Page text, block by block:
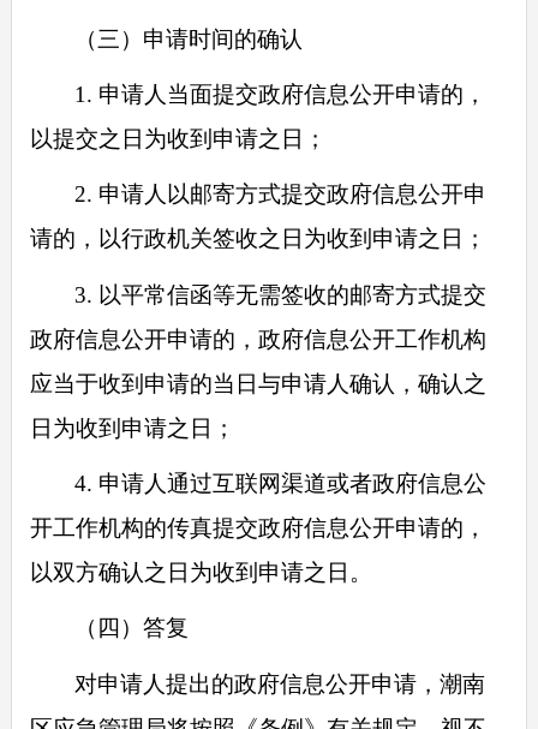
（三）申请时间的确认
1. 申请人当面提交政府信息公开申请的，
以提交之日为收到申请之日；
2. 申请人以邮寄方式提交政府信息公开申
请的，以行政机关签收之日为收到申请之日；
3. 以平常信函等无需签收的邮寄方式提交
政府信息公开申请的，政府信息公开工作机构
应当于收到申请的当日与申请人确认，确认之
日为收到申请之日；
4. 申请人通过互联网渠道或者政府信息公
开工作机构的传真提交政府信息公开申请的，
以双方确认之日为收到申请之日。
（四）答复
对申请人提出的政府信息公开申请，潮南